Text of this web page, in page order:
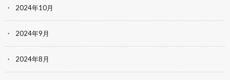
2024年10月
2024年9月
2024年8月